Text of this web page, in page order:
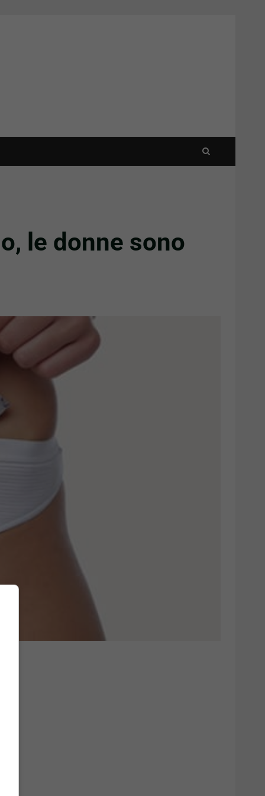
le donne sono